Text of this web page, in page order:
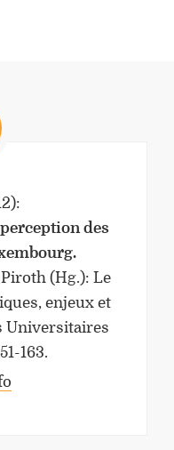
und Universität
:
des
(Hg.): Le
enjeux et
Universitaires
163.